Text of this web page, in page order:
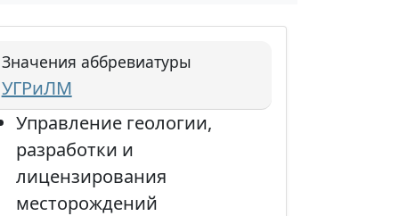
Значения аббревиатуры
УГРиЛМ
Управление геологии,
разработки и
лицензирования
месторождений